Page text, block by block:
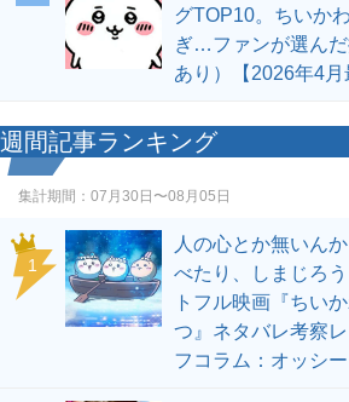
グTOP10。ちいか
ぎ…ファンが選ん
あり）【2026年4月
週間記事ランキング
集計期間： 07月30日〜08月05日
1
人の心とか無いん
べたり、しまじろ
トフル映画『ちい
つ』ネタバレ考察
フコラム：オッシー